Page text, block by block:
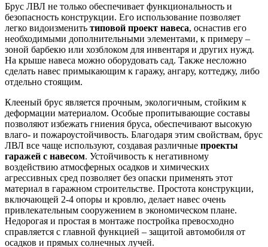
Брус ЛВЛ не только обеспечивает функциональность и
безопасность конструкции. Его использование позволяет
легко видоизменить типовой проект навеса, оснастив его
необходимыми дополнительными элементами, к примеру –
зоной барбекю или хозблоком для инвентаря и других нужд.
На крыше навеса можно оборудовать сад. Также несложно
сделать навес примыкающим к гаражу, ангару, коттеджу, либо
отдельно стоящим.
Клееный брус является прочным, экологичным, стойким к
деформации материалом. Особые пропитывающие составы
позволяют избежать гниения бруса, обеспечивают высокую
влаго- и пожароустойчивость. Благодаря этим свойствам, брус
ЛВЛ все чаще используют, создавая различные проекты
гаражей с навесом. Устойчивость к негативному
воздействию атмосферных осадков и химических
агрессивных сред позволяет без опаски применять этот
материал в гаражном строительстве. Простота конструкции,
включающей 2-4 опоры и кровлю, делает навес очень
привлекательным сооружением в экономическом плане.
Недорогая и простая в монтаже постройка превосходно
справляется с главной функцией – защитой автомобиля от
осадков и прямых солнечных лучей.